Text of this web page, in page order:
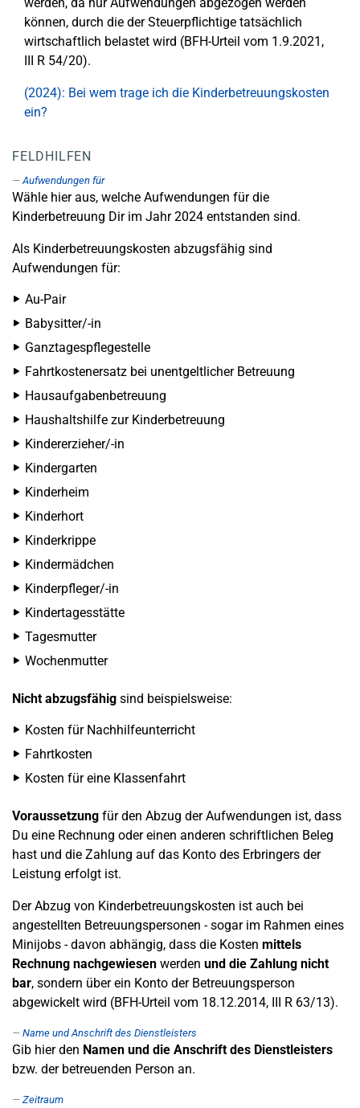
können, durch die der Steuerpflichtige tatsächlich
wirtschaftlich belastet wird (BFH-Urteil vom 1.9.2021,
III R 54/20).
(2024): Bei wem trage ich die Kinderbetreuungskosten
ein?
FELDHILFEN
Aufwendungen für
Wähle hier aus, welche Aufwendungen für die
Kinderbetreuung Dir im Jahr 2024 entstanden sind.
Als Kinderbetreuungskosten abzugsfähig sind
Aufwendungen für:
Au-Pair
Babysitter/-in
Ganztagespflegestelle
Fahrtkostenersatz bei unentgeltlicher Betreuung
Hausaufgabenbetreuung
Haushaltshilfe zur Kinderbetreuung
Kindererzieher/-in
Kindergarten
Kinderheim
Kinderhort
Kinderkrippe
Kindermädchen
Kinderpfleger/-in
Kindertagesstätte
Tagesmutter
Wochenmutter
Nicht abzugsfähig sind beispielsweise:
Kosten für Nachhilfeunterricht
Fahrtkosten
Kosten für eine Klassenfahrt
Voraussetzung für den Abzug der Aufwendungen ist, dass
Du eine Rechnung oder einen anderen schriftlichen Beleg
hast und die Zahlung auf das Konto des Erbringers der
Leistung erfolgt ist.
Der Abzug von Kinderbetreuungskosten ist auch bei
angestellten Betreuungspersonen - sogar im Rahmen eines
Minijobs - davon abhängig, dass die Kosten mittels
Rechnung nachgewiesen werden und die Zahlung nicht
bar, sondern über ein Konto der Betreuungsperson
abgewickelt wird (BFH-Urteil vom 18.12.2014, III R 63/13).
Name und Anschrift des Dienstleisters
Gib hier den Namen und die Anschrift des Dienstleisters
bzw. der betreuenden Person an.
Zeitraum